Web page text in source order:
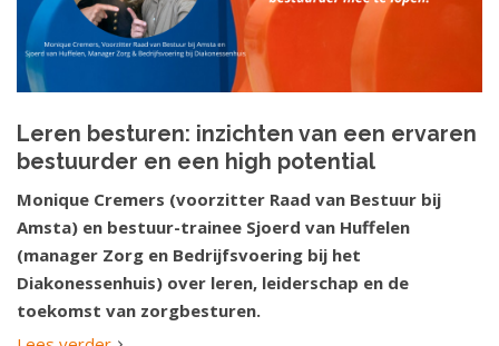
Leren besturen: inzichten van een ervaren
bestuurder en een high potential
Monique Cremers (voorzitter Raad van Bestuur bij
Amsta) en bestuur-trainee Sjoerd van Huffelen
(manager Zorg en Bedrijfsvoering bij het
Diakonessenhuis) over leren, leiderschap en de
toekomst van zorgbesturen.